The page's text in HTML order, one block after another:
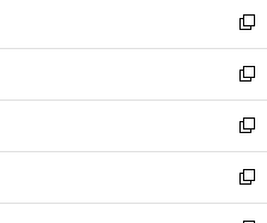
ィ
ン
ド
ウ
で
開
く
い
ウ
ィ
ン
ド
ウ
で
開
新
し
い
ウ
ィ
ン
ド
ウ
新
し
い
ウ
ィ
ン
新
し
い
ウ
新
し